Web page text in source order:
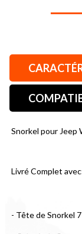
Snorkel pour Jeep
Livré Complet
- Tête de Snorkel